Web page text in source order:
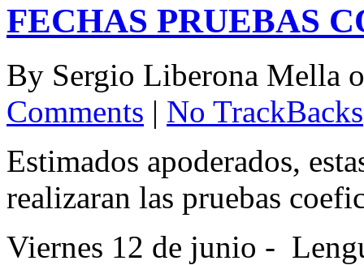
FECHAS PRUEBAS
By Sergio Liberona Mella
Comments | No TrackBacks
Estimados apoderados,
realizaran las pruebas
Viernes 12 de junio -